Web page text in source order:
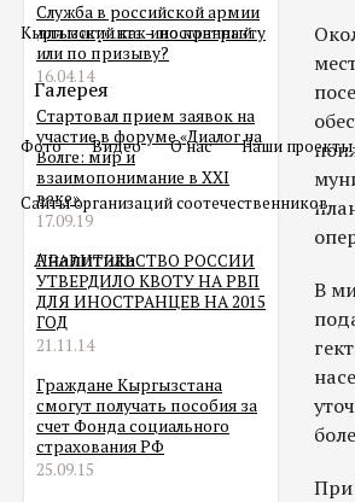
Кыргызский как иностранный
Галерея
Фото Видео О нас Наши проекты
Сайты организаций соотечественников
Аналитика
Служба в российской армии
для мигранта – по контракту
или по призыву?
16.04.14
Стартовал прием заявок на
участие в форуме «Диалог на
Волге: мир и
взаимопонимание в XXI
веке»
17.09.19
ПРАВИТЕЛЬСТВО РОССИИ
УТВЕРДИЛО КВОТУ НА РВП
ДЛЯ ИНОСТРАНЦЕВ НА 2015
ГОД
21.11.14
Граждане Кыргызстана
смогут получать пособия за
счет Фонда социального
страхования РФ
25.09.15
В
При